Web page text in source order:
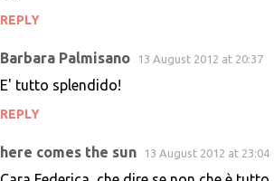
REPLY
Barbara Palmisano 13 August 2012 at 20:37
E' tutto splendido!
REPLY
here comes the sun 13 August 2012 at 23:04